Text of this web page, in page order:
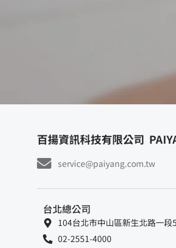
百揚資訊科技有限公司
service@paiyang.com.tw
台北總公司
104台北市中山區新生北路一段
02-2551-4000